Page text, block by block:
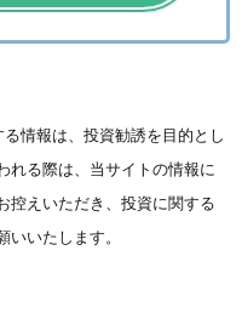
情報は、投資勧誘を目的とし
れる際は、当サイトの情報に
控えいただき、投資に関する
いたします。